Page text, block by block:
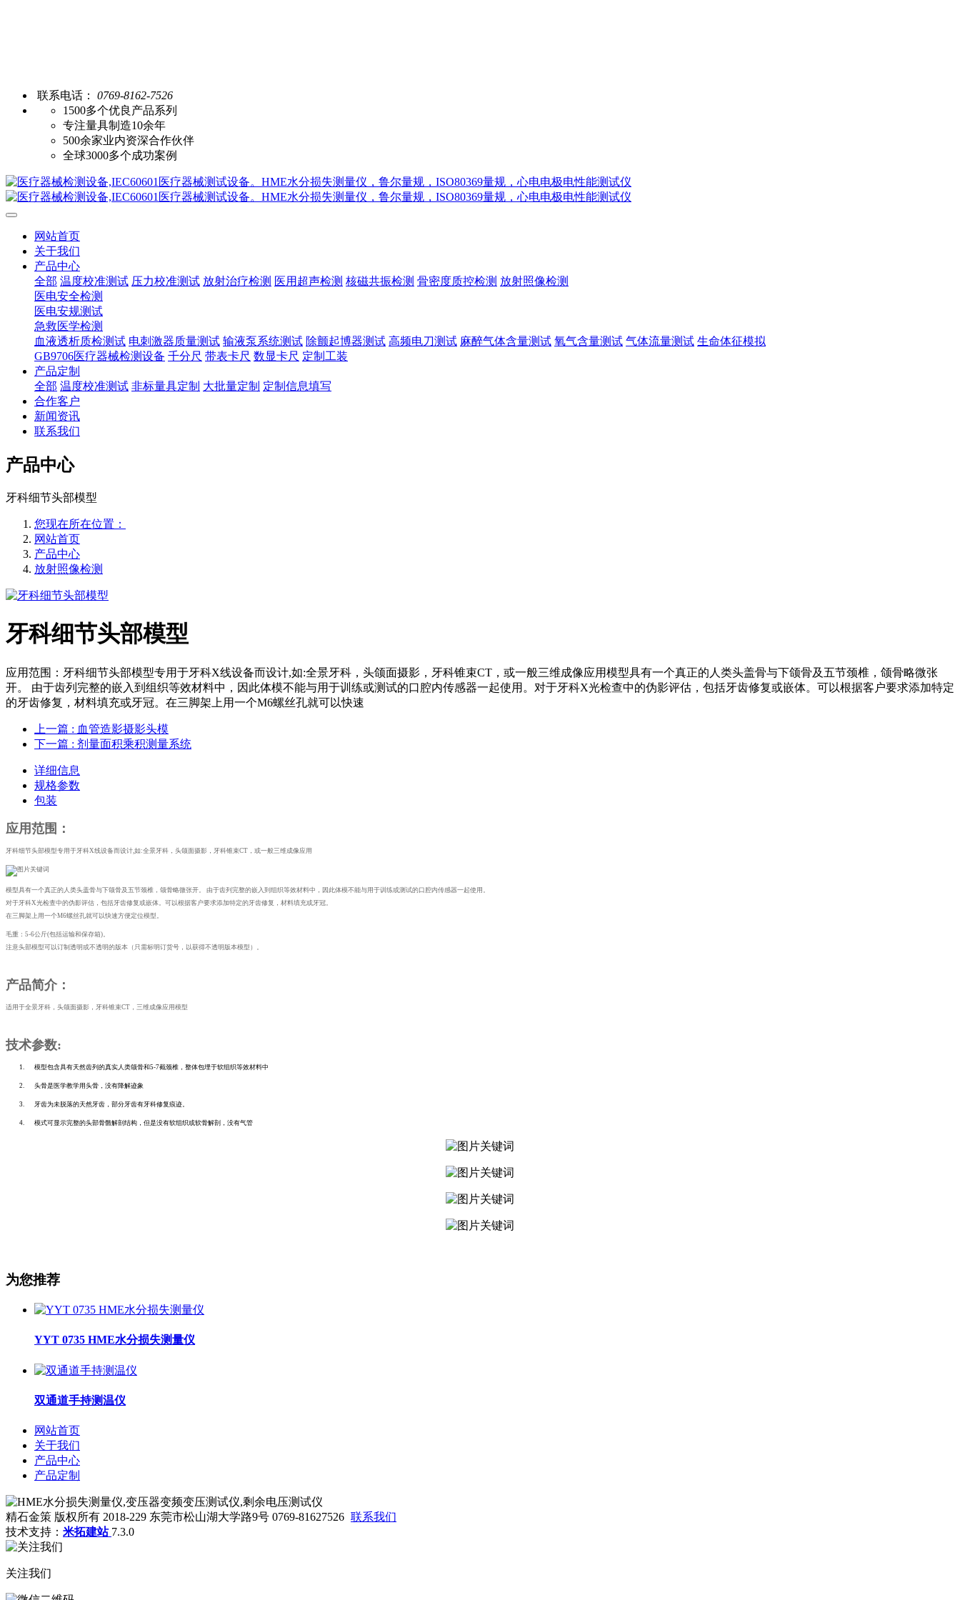
联系电话：
0769-8162-7526
1500多个优良产品系列
专注量具制造10余年
500余家业内资深合作伙伴
全球3000多个成功案例
网站首页
关于我们
产品中心
全部 温度校准测试 压力校准测试 放射治疗检测 医用超声检测 核磁共振检测 骨密度质控检测 放射照像检测
医电安全检测
医电安规测试
急救医学检测
血液透析质检测试 电刺激器质量测试 输液泵系统测试 除颤起博器测试 高频电刀测试 麻醉气体含量测试 氧气含量测试 气体流量测试 生命体征模拟
GB9706医疗器械检测设备 千分尺 带表卡尺 数显卡尺 定制工装
产品定制
全部 温度校准测试 非标量具定制 大批量定制 定制信息填写
合作客户
新闻资讯
联系我们
产品中心
牙科细节头部模型
您现在所在位置：
网站首页
产品中心
放射照像检测
牙科细节头部模型
应用范围：牙科细节头部模型专用于牙科X线设备而设计,如:全景牙科，头颌面摄影，牙科锥束CT，或一般三维成像应用模型具有一个真正的人类头盖骨与下颌骨及五节颈椎，颌骨略微张
开。 由于齿列完整的嵌入到组织等效材料中，因此体模不能与用于训练或测试的口腔内传感器一起使用。对于牙科X光检查中的伪影评估，包括牙齿修复或嵌体。可以根据客户要求添加特定
的牙齿修复，材料填充或牙冠。在三脚架上用一个M6螺丝孔就可以快速
上一篇 : 血管造影摄影头模
下一篇 : 剂量面积乘积测量系统
详细信息
规格参数
包装
应用范围：
牙科细节头部模型专用于牙科X线设备而设计,如:全景牙科，头颌面摄影，牙科锥束CT，或一般三维成像应用
模型具有一个真正的人类头盖骨与下颌骨及五节颈椎，颌骨略微张开。
由于齿列完整的嵌入到组织等效材料中，因此体模不能与用于训练或测试的口腔内传感器一起使用。
对于牙科X光检查中的伪影评估，包括牙齿修复或嵌体。可以根据客户要求添加特定的牙齿修复，材料填充或牙冠。
在三脚架上用一个M6螺丝孔就可以快速方便定位模型。
毛重： 5-6公斤(包括运输和保存箱)。
注意头部模型可以订制透明或不透明的版本（只需标明订货号，以获得不透明版本模型）。
产品简介：
适用于全景牙科，头颌面摄影，牙科锥束CT，三维成像应用模型
技术参数:
1. 模型包含具有天然齿列的真实人类颌骨和5-7截颈椎，整体包埋于软组织等效材料中
2. 头骨是医学教学用头骨，没有降解迹象
3. 牙齿为未脱落的天然牙齿，部分牙齿有牙科修复痕迹。
4. 模式可显示完整的头部骨骼解剖结构，但是没有软组织或软骨解剖，没有气管
为您推荐
YYT 0735 HME水分损失测量仪
双通道手持测温仪
网站首页
关于我们
产品中心
产品定制
精石金策 版权所有 2018-229 东莞市松山湖大学路9号 0769-81627526 联系我们
技术支持： 米拓建站 7.3.0
关注我们